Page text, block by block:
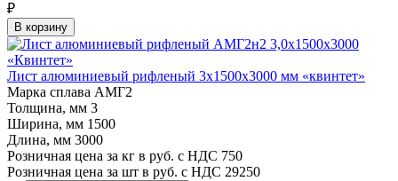
₽
В корзину
Лист алюминиевый рифленый 3х1500х3000 мм «квинтет»
Марка сплава АМГ2
Толщина, мм 3
Ширина, мм 1500
Длина, мм 3000
Розничная цена за кг в руб. с НДС 750
Розничная цена за шт в руб. с НДС 29250